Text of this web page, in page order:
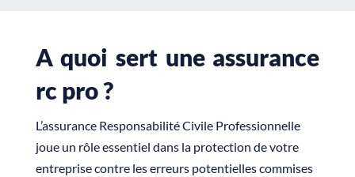
A quoi sert une assurance
rc pro ?
L’assurance Responsabilité Civile Professionnelle
joue un rôle essentiel dans la protection de votre
entreprise contre les erreurs potentielles commises